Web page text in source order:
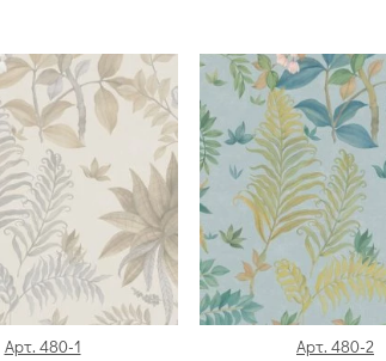
Арт. 480-1 Арт. 480-2